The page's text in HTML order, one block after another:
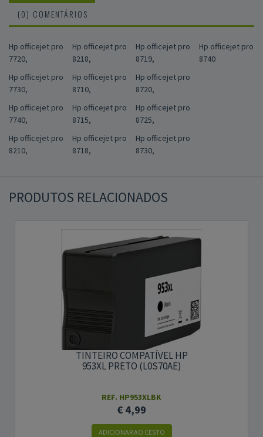
(0) COMENTÁRIOS
Hp officejet pro
7720,
Hp officejet pro
7730,
Hp officejet pro
7740,
Hp officejet pro
8210,
Hp officejet pro
8218,
Hp officejet pro
8710,
Hp officejet pro
8715,
Hp officejet pro
8718,
Hp officejet pro
8719,
Hp officejet pro
8720,
Hp officejet pro
8725,
Hp officejet pro
8730,
Hp officejet pro
8740
PRODUTOS RELACIONADOS
TINTEIRO COMPATÍVEL HP
953XL PRETO (L0S70AE)
REF. HP953XLBK
€ 4,99
ADICIONAR AO CESTO